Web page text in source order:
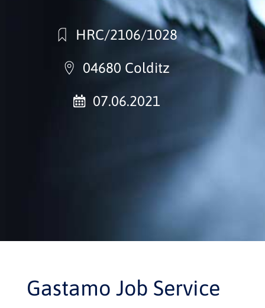
HRC/2106/1028
04680 Colditz
07.06.2021
Gastamo Job Service